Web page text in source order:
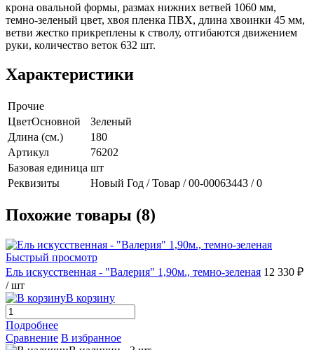
крона овальной формы, размах нижних ветвей 1060 мм,
темно-зеленый цвет, хвоя пленка ПВХ, длина хвоинки 45 мм,
ветви жестко прикреплены к стволу, отгибаются движением
руки, количество веток 632 шт.
Характеристики
Прочие
ЦветОсновной
Зеленый
Длина (см.)
180
Артикул
76202
Базовая единица шт
Реквизиты
Новый Год / Товар / 00-00063443 / 0
Похожие товары (8)
Быстрый просмотр
Ель искусственная - "Валерия" 1,90м., темно-зеленая 12 330 ₽
/ шт
В корзину
Подробнее
Сравнение В избранное